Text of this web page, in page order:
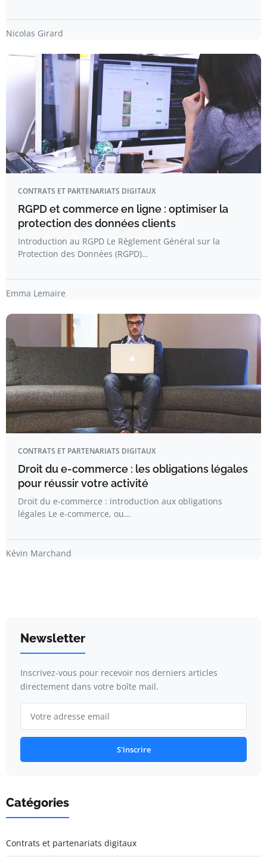
Nicolas Girard
CONTRATS ET PARTENARIATS DIGITAUX
RGPD et commerce en ligne : optimiser la
protection des données clients
Introduction au RGPD Le Règlement Général sur la
Protection des Données (RGPD)…
Emma Lemaire
CONTRATS ET PARTENARIATS DIGITAUX
Droit du e-commerce : les obligations légales
pour réussir votre activité
Droit du e-commerce : introduction aux obligations
légales Le e-commerce, ou…
Kévin Marchand
Newsletter
Inscrivez-vous pour recevoir nos derniers articles
directement dans votre boîte mail.
S'inscrire
Catégories
Contrats et partenariats digitaux